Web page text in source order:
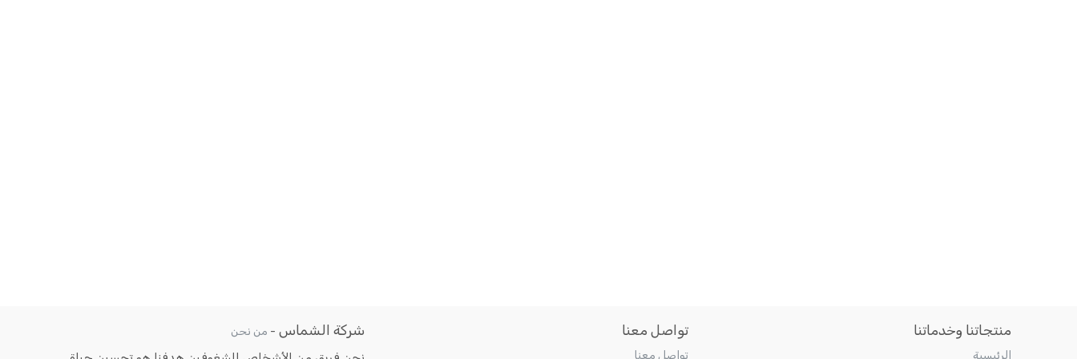
منتجاتنا وخدماتنا
الرئيسية
تواصل معنا
تواصل معنا
شركة الشماس - من نحن